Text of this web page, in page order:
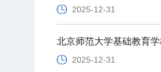
2025-12-31
北京师范大学基础教育
2025-12-31